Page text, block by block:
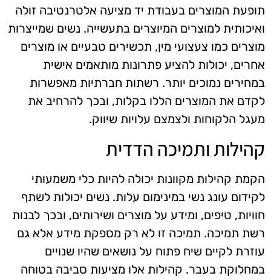
תופעת המוצרים בעבודת יד מציעה אלטרנטיבה זולה
ואיכותית למוצרים המיוצרים בתעשייה. נשים שמייצרות
מוצרים כמו צעצועי מין, תכשירים טבעיים או מוצרים
אחרים, יכולות להציע פתרונות מותאמים אישית
במחירים נמוכים יותר. רשתות חברתיות מאפשרות
לקדם את המוצרים הללו בקלות, ובכך להרחיב את
מעגל הלקוחות ולצמצם עלויות שיווק.
קהילות ותמיכה הדדית
הקמת קהילות מקוונות יכולה להיות כלי משמעותי
לקידום עונג נשי במינימום עלות. נשים יכולות לשתף
חוויות, טיפים, ומידע על מוצרים ושירותים, ובכך לבנות
רשת תמיכה. תמיכה זו לא רק מספקת מידע אלא גם
עוזרת לקיים שיח פתוח על נושאים שהיו שנויים
במחלוקת בעבר. קהילות אלו מציעות סביבה בטוחה